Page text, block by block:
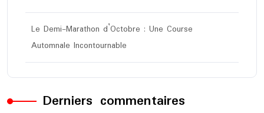
Le Demi-Marathon d’Octobre : Une Course
Automnale Incontournable
Derniers commentaires